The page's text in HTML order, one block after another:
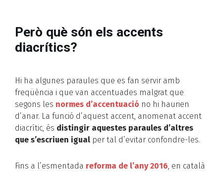
Però què són els accents
diacrítics?
Hi ha algunes paraules que es fan servir amb
freqüència i que van accentuades malgrat que
segons les normes d’accentuació no hi haurien
d’anar. La funció d’aquest accent, anomenat accent
diacrític, és distingir aquestes paraules d’altres
que s’escriuen igual per tal d’evitar confondre-les.
Fins a l’esmentada reforma de l’any 2016 , en català